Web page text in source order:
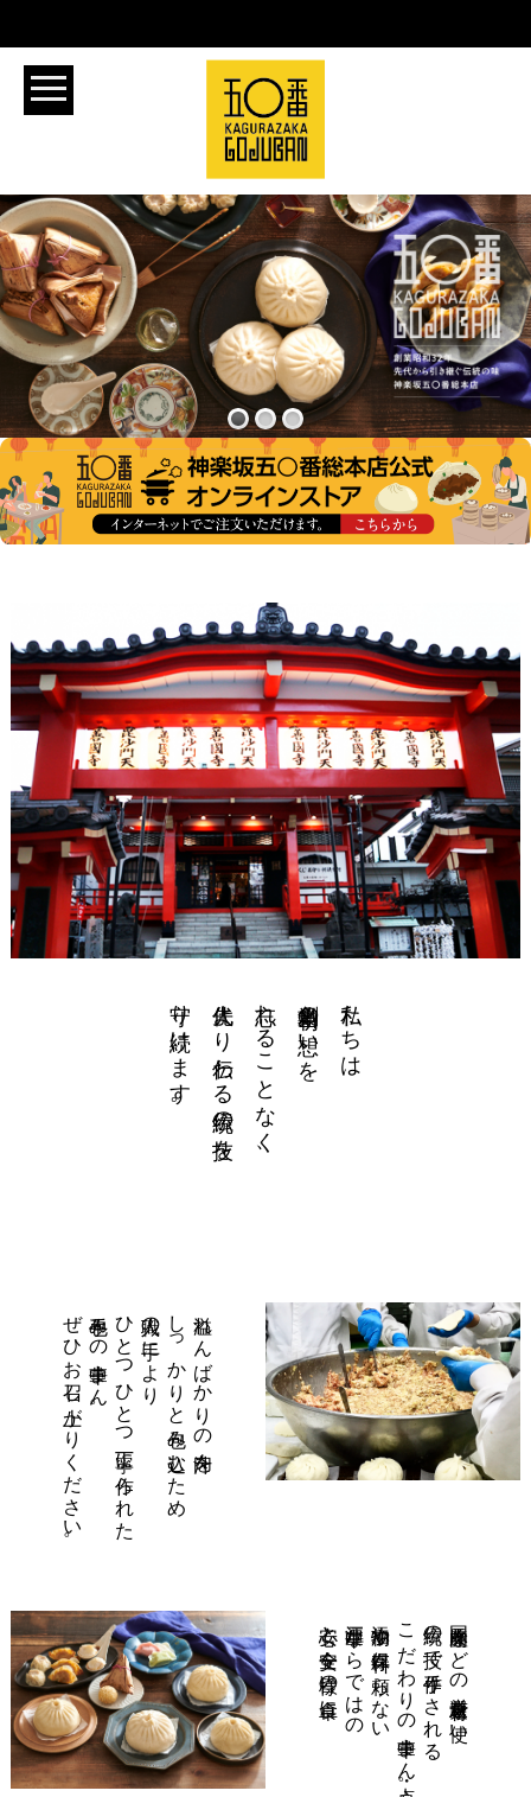
私たちは
創業当初の想いを
忘れることなく、
先代より伝わる伝統の技を
守り続けます。
溢れんばかりの肉汁を
しっかりと包み込むため
職人の手により
ひとつひとつ丁寧に作られた
手包みの中華まん。
ぜひお召し上がりください。
国産豚肉などの厳選素材を使い
伝統の技で手作りされる
こだわりの中華まん・点心。
添加物や保存料に頼らない
江戸中華ならではの
安心と安全を皆様の食卓に。